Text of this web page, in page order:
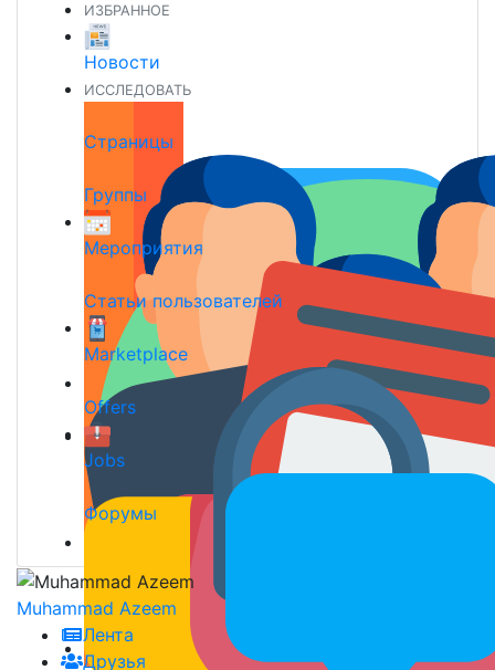
ИЗБРАННОЕ
Новости
ИССЛЕДОВАТЬ
Страницы
Группы
Мероприятия
Статьи пользователей
Marketplace
Offers
Jobs
Форумы
Muhammad Azeem
Лента
Друзья